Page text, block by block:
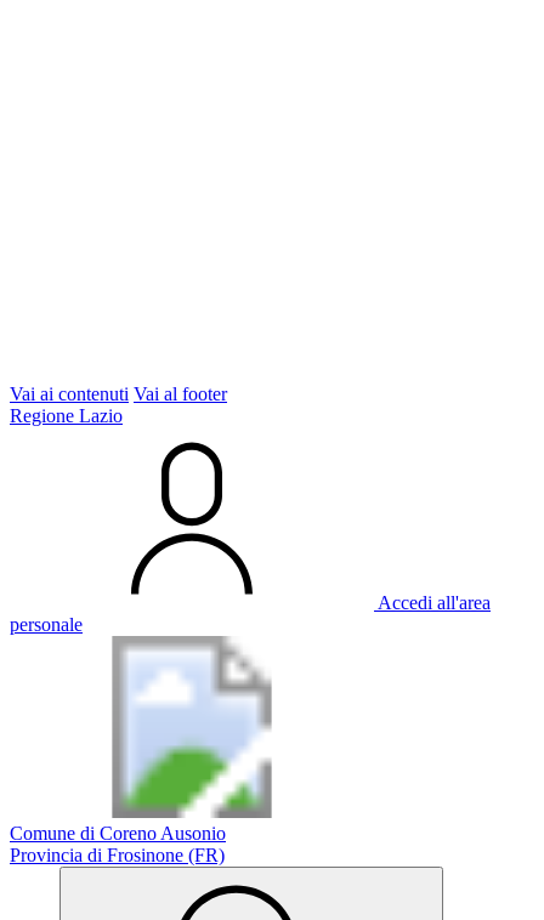
Vai ai contenuti Vai al footer
Regione Lazio
Accedi all'area
personale
Comune di Coreno Ausonio
Provincia di Frosinone (FR)